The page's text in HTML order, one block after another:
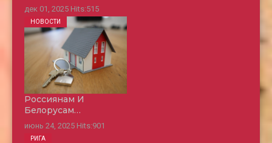
дек 01, 2025 Hits:515
Россиянам И
Белорусам…
июнь 24, 2025 Hits:901
НОВОСТИ
РИГА